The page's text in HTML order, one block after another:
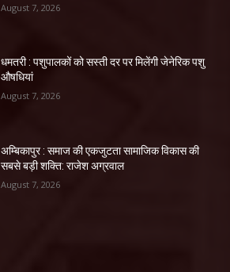
August 7, 2026
धमतरी : पशुपालकों को सस्ती दर पर मिलेंगी जेनेरिक पशु
औषधियां
August 7, 2026
अम्बिकापुर : समाज की एकजुटता सामाजिक विकास की
सबसे बड़ी शक्ति: राजेश अग्रवाल
August 7, 2026